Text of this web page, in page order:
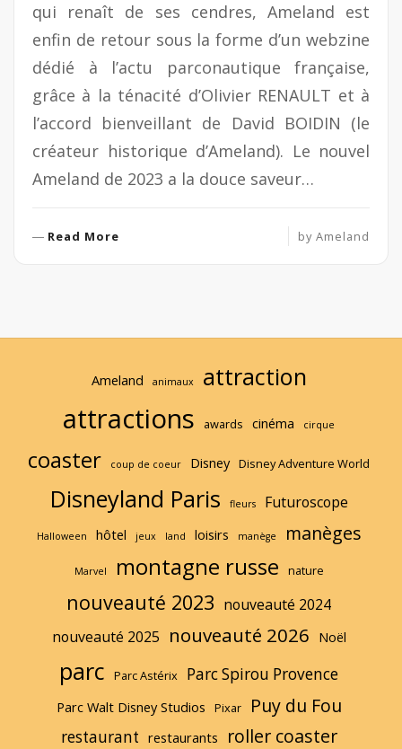
qui renaît de ses cendres, Ameland est
enfin de retour sous la forme d’un webzine
dédié à l’actu parconautique française,
grâce à la ténacité d’Olivier RENAULT et à
l’accord bienveillant de David BOIDIN (le
créateur historique d’Ameland). Le nouvel
Ameland de 2023 a la douce saveur…
Read More
o
e
by Ameland
Ameland animaux attraction
attractions awards cinéma cirque
coaster coup de coeur Disney Disney Adventure World
Disneyland Paris fleurs Futuroscope
Halloween hôtel jeux land loisirs manège manèges
Marvel montagne russe nature
nouveauté 2023 nouveauté 2024
nouveauté 2025 nouveauté 2026 Noël
parc Parc Astérix Parc Spirou Provence
Parc Walt Disney Studios Pixar Puy du Fou
restaurant restaurants roller coaster